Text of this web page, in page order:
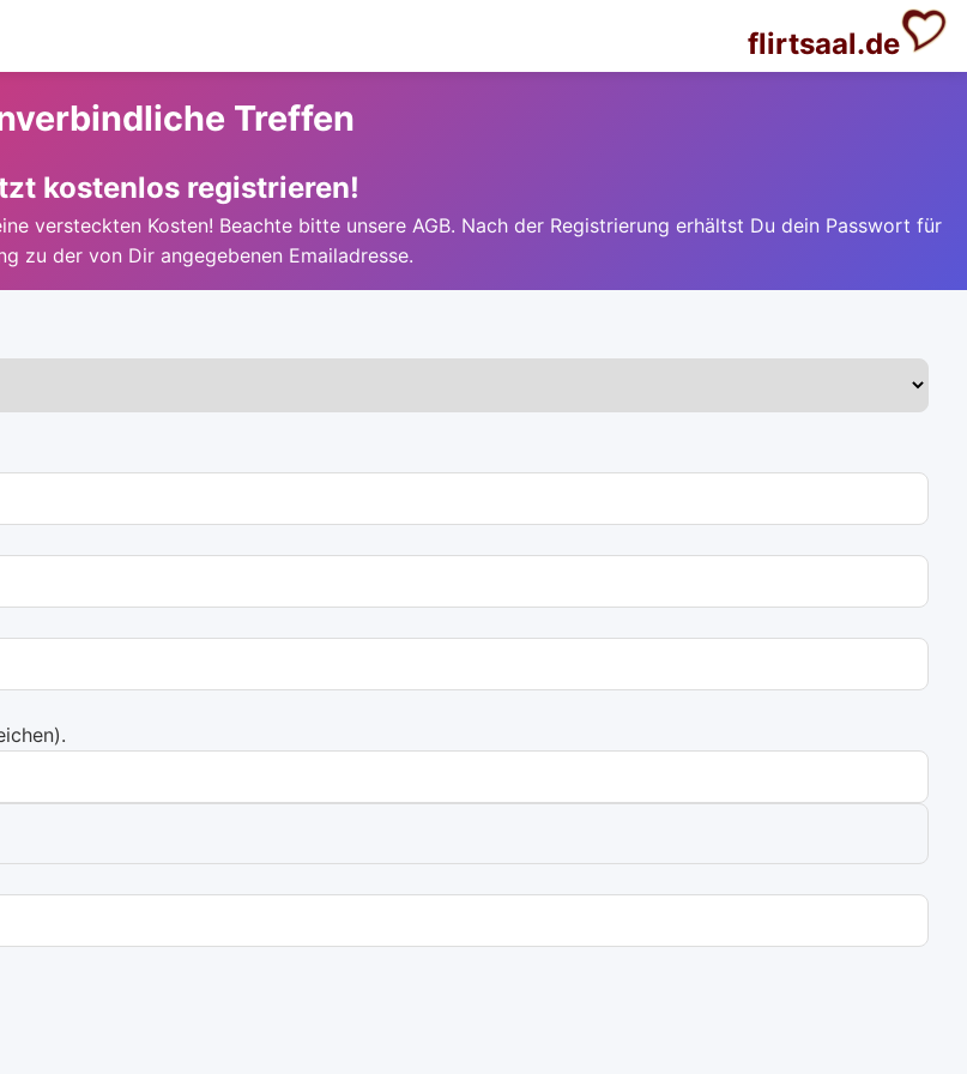
flirtsaal.de
Treffen
kostenlos registrieren!
versteckten Kosten! Beachte bitte unsere AGB. Nach der Registrierung erhältst Du dein Passwort für
zu der von Dir angegebenen Emailadresse.